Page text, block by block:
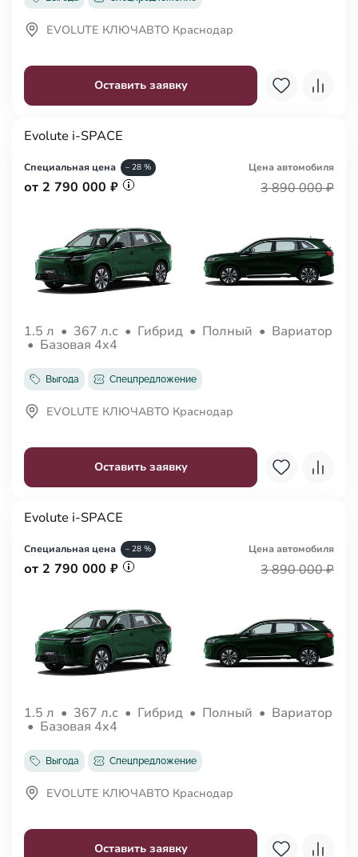
Оставить заявку
EVOLUTE КЛЮЧАВТО Краснодар
Evolute i-SPACE
Специальная цена – 28 %
от 2 790 000 ₽
Цена автомобиля
3 890 000 ₽
1.5 л • 367 л.с • Гибрид • Полный • Вариатор
• Базовая 4x4
Выгода Спецпредложение
Оставить заявку
EVOLUTE КЛЮЧАВТО Краснодар
Evolute i-SPACE
Специальная цена – 28 %
от 2 790 000 ₽
Цена автомобиля
3 890 000 ₽
1.5 л • 367 л.с • Гибрид • Полный • Вариатор
• Базовая 4x4
Выгода Спецпредложение
Оставить заявку
EVOLUTE КЛЮЧАВТО Краснодар